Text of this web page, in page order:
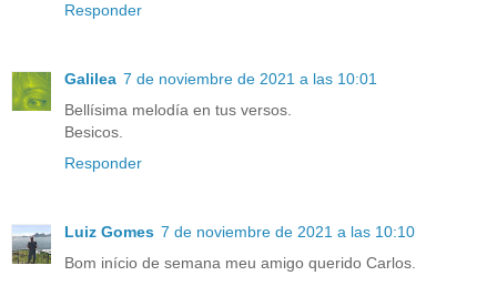
Responder
Galilea 7 de noviembre de 2021 a las 10:01
Bellísima melodía en tus versos.
Besicos.
Responder
Luiz Gomes 7 de noviembre de 2021 a las 10:10
Bom início de semana meu amigo querido Carlos.